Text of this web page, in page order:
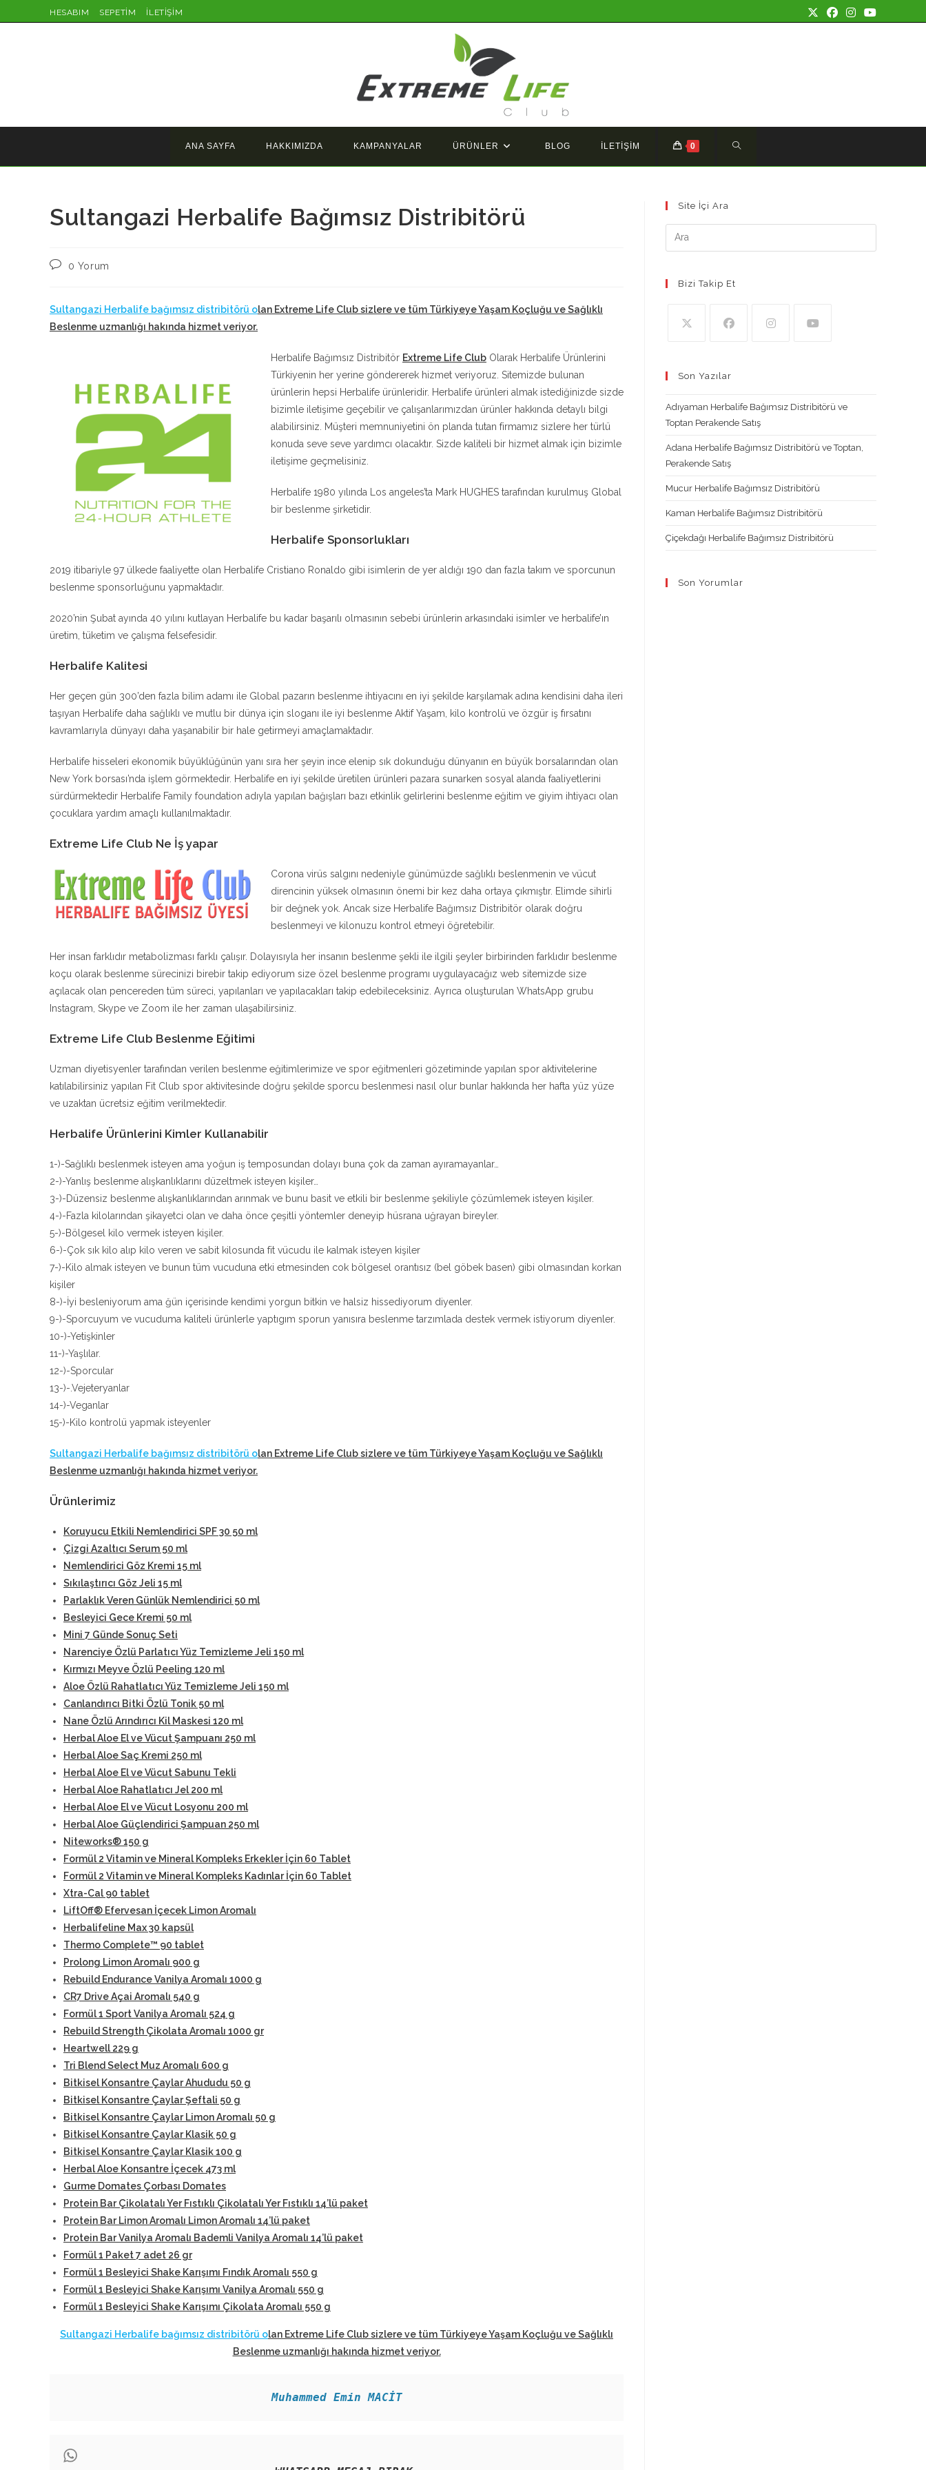
to
HESABIM SEPETİM İLETİŞİM
ANA SAYFA HAKKIMIZDA KAMPANYALAR ÜRÜNLER BLOG İLETİŞİM 0 TOGGLE
SEARCH
Sultangazi Herbalife Bağımsız Distribitörü
Post0 Yorum
Sultangazi Herbalife bağımsız distribitörü olan Extreme Life Club sizlere ve tüm Türkiyeye Yaşam Koçluğu ve Sağlıklı
Beslenme uzmanlığı hakında hizmet veriyor.
Herbalife Bağımsız Distribitör Extreme Life Club Olarak Herbalife Ürünlerini
Türkiyenin her yerine göndererek hizmet veriyoruz. Sitemizde bulunan
ürünlerin hepsi Herbalife ürünleridir. Herbalife ürünleri almak istediğinizde sizde
bizimle iletişime geçebilir ve çalışanlarımızdan ürünler hakkında detaylı bilgi
alabilirsiniz. Müşteri memnuniyetini ön planda tutan firmamız sizlere her türlü
konuda seve seve yardımcı olacaktır. Sizde kaliteli bir hizmet almak için bizimle
iletişime geçmelisiniz.
Herbalife 1980 yılında Los angeles’ta Mark HUGHES tarafından kurulmuş Global
bir beslenme şirketidir.
Herbalife Sponsorlukları
2019 itibariyle 97 ülkede faaliyette olan Herbalife Cristiano Ronaldo gibi isimlerin de yer aldığı 190 dan fazla takım ve sporcunun
beslenme sponsorluğunu yapmaktadır.
2020’nin Şubat ayında 40 yılını kutlayan Herbalife bu kadar başarılı olmasının sebebi ürünlerin arkasındaki isimler ve herbalife’ın
üretim, tüketim ve çalışma felsefesidir.
Herbalife Kalitesi
Her geçen gün 300’den fazla bilim adamı ile Global pazarın beslenme ihtiyacını en iyi şekilde karşılamak adına kendisini daha ileri
taşıyan Herbalife daha sağlıklı ve mutlu bir dünya için sloganı ile iyi beslenme Aktif Yaşam, kilo kontrolü ve özgür iş fırsatını
kavramlarıyla dünyayı daha yaşanabilir bir hale getirmeyi amaçlamaktadır.
Herbalife hisseleri ekonomik büyüklüğünün yanı sıra her şeyin ince elenip sık dokunduğu dünyanın en büyük borsalarından olan
New York borsası’nda işlem görmektedir. Herbalife en iyi şekilde üretilen ürünleri pazara sunarken sosyal alanda faaliyetlerini
sürdürmektedir Herbalife Family foundation adıyla yapılan bağışları bazı etkinlik gelirlerini beslenme eğitim ve giyim ihtiyacı olan
çocuklara yardım amaçlı kullanılmaktadır.
Extreme Life Club Ne İş yapar
Corona virüs salgını nedeniyle günümüzde sağlıklı beslenmenin ve vücut
direncinin yüksek olmasının önemi bir kez daha ortaya çıkmıştır. Elimde sihirli
bir değnek yok. Ancak size Herbalife Bağımsız Distribitör olarak doğru
beslenmeyi ve kilonuzu kontrol etmeyi öğretebilir.
Her insan farklıdır metabolizması farklı çalışır. Dolayısıyla her insanın beslenme şekli ile ilgili şeyler birbirinden farklıdır beslenme
koçu olarak beslenme sürecinizi birebir takip ediyorum size özel beslenme programı uygulayacağız web sitemizde size
açılacak olan pencereden tüm süreci, yapılanları ve yapılacakları takip edebileceksiniz. Ayrıca oluşturulan WhatsApp grubu
Instagram, Skype ve Zoom ile her zaman ulaşabilirsiniz.
Extreme Life Club Beslenme Eğitimi
Uzman diyetisyenler tarafından verilen beslenme eğitimlerimize ve spor eğitmenleri gözetiminde yapılan spor aktivitelerine
katılabilirsiniz yapılan Fit Club spor aktivitesinde doğru şekilde sporcu beslenmesi nasıl olur bunlar hakkında her hafta yüz yüze
ve uzaktan ücretsiz eğitim verilmektedir.
Herbalife Ürünlerini Kimler Kullanabilir
1-)-Sağlıklı beslenmek isteyen ama yoğun iş temposundan dolayı buna çok da zaman ayıramayanlar…
2-)-Yanlış beslenme alışkanlıklarını düzeltmek isteyen kişiler…
3-)-Düzensiz beslenme alışkanlıklarından arınmak ve bunu basit ve etkili bir beslenme şekiliyle çözümlemek isteyen kişiler.
4-)-Fazla kilolarından şikayetci olan ve daha önce çeşitli yöntemler deneyip hüsrana uğrayan bireyler.
5-)-Bölgesel kilo vermek isteyen kişiler.
6-)-Çok sık kilo alıp kilo veren ve sabit kilosunda fit vücudu ile kalmak isteyen kişiler
7-)-Kilo almak isteyen ve bunun tüm vucuduna etki etmesinden cok bölgesel orantısız (bel göbek basen) gibi olmasından korkan
kişiler
8-)-İyi besleniyorum ama ğün içerisinde kendimi yorgun bitkin ve halsiz hissediyorum diyenler.
9-)-Sporcuyum ve vucuduma kaliteli ürünlerle yaptıgım sporun yanısıra beslenme tarzımlada destek vermek istiyorum diyenler.
10-)-Yetişkinler
11-)-Yaşlılar.
12-)-Sporcular
13-)-.Vejeteryanlar
14-)-Veganlar
15-)-Kilo kontrolü yapmak isteyenler
Sultangazi Herbalife bağımsız distribitörü olan Extreme Life Club sizlere ve tüm Türkiyeye Yaşam Koçluğu ve Sağlıklı
Beslenme uzmanlığı hakında hizmet veriyor.
Ürünlerimiz
Koruyucu Etkili Nemlendirici SPF 30 50 ml
Çizgi Azaltıcı Serum 50 ml
Nemlendirici Göz Kremi 15 ml
Sıkılaştırıcı Göz Jeli 15 ml
Parlaklık Veren Günlük Nemlendirici 50 ml
Besleyici Gece Kremi 50 ml
Mini 7 Günde Sonuç Seti
Narenciye Özlü Parlatıcı Yüz Temizleme Jeli 150 ml
Kırmızı Meyve Özlü Peeling 120 ml
Aloe Özlü Rahatlatıcı Yüz Temizleme Jeli 150 ml
Canlandırıcı Bitki Özlü Tonik 50 ml
Nane Özlü Arındırıcı Kil Maskesi 120 ml
Herbal Aloe El ve Vücut Şampuanı 250 ml
Herbal Aloe Saç Kremi 250 ml
Herbal Aloe El ve Vücut Sabunu Tekli
Herbal Aloe Rahatlatıcı Jel 200 ml
Herbal Aloe El ve Vücut Losyonu 200 ml
Herbal Aloe Güçlendirici Şampuan 250 ml
Niteworks® 150 g
Formül 2 Vitamin ve Mineral Kompleks Erkekler İçin 60 Tablet
Formül 2 Vitamin ve Mineral Kompleks Kadınlar İçin 60 Tablet
Xtra-Cal 90 tablet
LiftOff® Efervesan İçecek Limon Aromalı
Herbalifeline Max 30 kapsül
Thermo Complete™ 90 tablet
Prolong Limon Aromalı 900 g
Rebuild Endurance Vanilya Aromalı 1000 g
CR7 Drive Açai Aromalı 540 g
Formül 1 Sport Vanilya Aromalı 524 g
Rebuild Strength Çikolata Aromalı 1000 gr
Heartwell 229 g
Tri Blend Select Muz Aromalı 600 g
Bitkisel Konsantre Çaylar Ahududu 50 g
Bitkisel Konsantre Çaylar Şeftali 50 g
Bitkisel Konsantre Çaylar Limon Aromalı 50 g
Bitkisel Konsantre Çaylar Klasik 50 g
Bitkisel Konsantre Çaylar Klasik 100 g
Herbal Aloe Konsantre İçecek 473 ml
Gurme Domates Çorbası Domates
Protein Bar Çikolatalı Yer Fıstıklı Çikolatalı Yer Fıstıklı 14’lü paket
Protein Bar Limon Aromalı Limon Aromalı 14’lü paket
Protein Bar Vanilya Aromalı Bademli Vanilya Aromalı 14’lü paket
Formül 1 Paket 7 adet 26 gr
Formül 1 Besleyici Shake Karışımı Fındık Aromalı 550 g
Formül 1 Besleyici Shake Karışımı Vanilya Aromalı 550 g
Formül 1 Besleyici Shake Karışımı Çikolata Aromalı 550 g
Sultangazi Herbalife bağımsız distribitörü olan Extreme Life Club sizlere ve tüm Türkiyeye Yaşam Koçluğu ve Sağlıklı
Beslenme uzmanlığı hakında hizmet veriyor.
Muhammed Emin MACİT
Site İçi Ara
Bizi Takip Et
a
new
tab
new
tab
new
tab
new
Son Yazılar
Adıyaman Herbalife Bağımsız Distribitörü ve
Toptan Perakende Satış
Adana Herbalife Bağımsız Distribitörü ve Toptan,
Perakende Satış
Mucur Herbalife Bağımsız Distribitörü
Kaman Herbalife Bağımsız Distribitörü
Çiçekdağı Herbalife Bağımsız Distribitörü
Son Yorumlar